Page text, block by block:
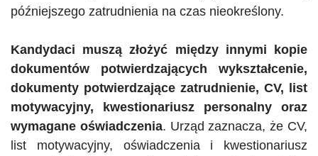
późniejszego zatrudnienia na czas nieokreślony.
Kandydaci muszą złożyć między innymi kopie
dokumentów potwierdzających wykształcenie,
dokumenty potwierdzające zatrudnienie, CV, list
motywacyjny, kwestionariusz personalny oraz
wymagane oświadczenia. Urząd zaznacza, że CV,
list motywacyjny, oświadczenia i kwestionariusz